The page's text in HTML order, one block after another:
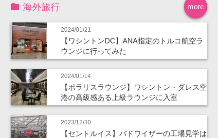
more
海外旅行
2024/01/21
【ワシントンDC】ANA指定のトルコ航空ラ
ウンジに行ってみた
2024/01/14
【ポラリスラウンジ】ワシントン・ダレス空
港の高級感ある上級ラウンジに入室
2023/12/30
【セントルイス】バドワイザーの工場見学は